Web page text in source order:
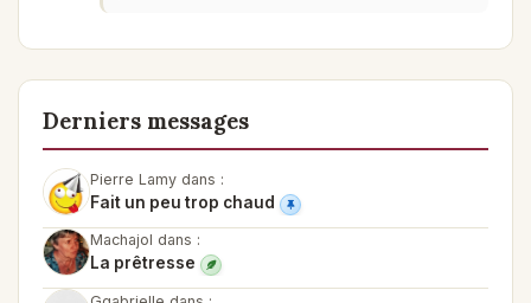
Derniers messages
Pierre Lamy dans :
Fait un peu trop chaud
Machajol dans :
La prêtresse